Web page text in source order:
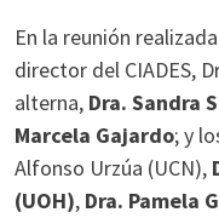
En la reunión
director del CIADES,
alterna, Dra. Sandra
Marcela Gajardo; y
Alfonso Urzúa (UCN),
(UOH), Dra. Pamela